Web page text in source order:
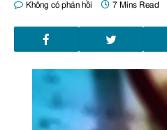
Không có phản hồi 7 Mins Read